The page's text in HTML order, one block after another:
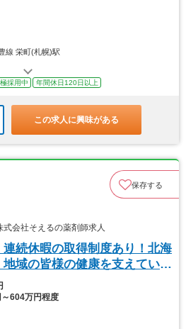
線 栄町(札幌)駅
採用中 年間休日120日以上
この求人に興味がある
保存する
会社そえるの薬剤師求人
連続休暇の取得制度あり！北海
域の皆様の健康を支えていま
～604万円程度